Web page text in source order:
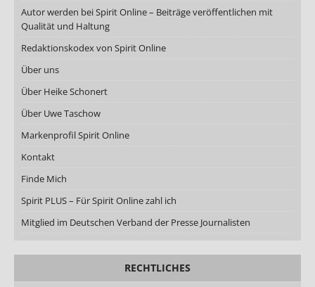
Autor werden bei Spirit Online – Beiträge veröffentlichen mit
Qualität und Haltung
Redaktionskodex von Spirit Online
Über uns
Über Heike Schonert
Über Uwe Taschow
Markenprofil Spirit Online
Kontakt
Finde Mich
Spirit PLUS – Für Spirit Online zahl ich
Mitglied im Deutschen Verband der Presse Journalisten
RECHTLICHES